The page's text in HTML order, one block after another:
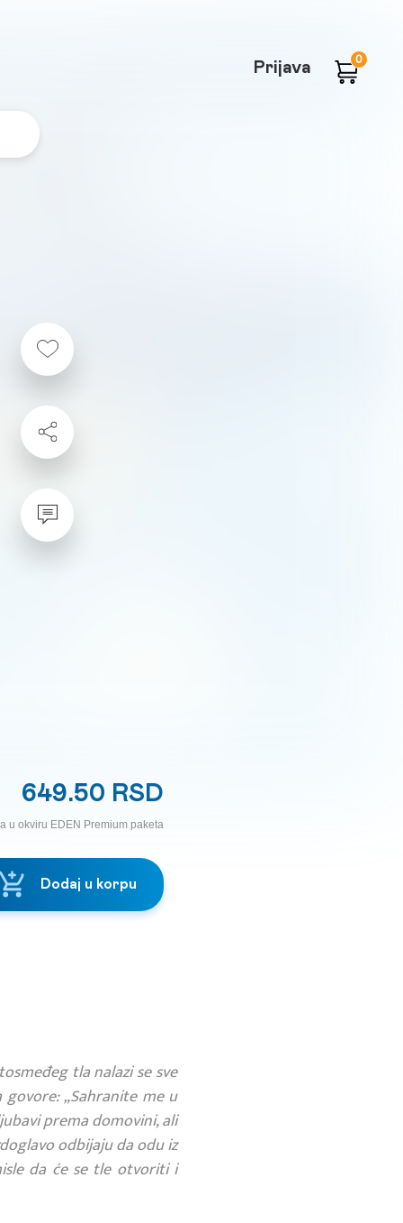
Prijava 0
649.50 RSD
u okviru EDEN Premium paketa
Dodaj u korpu
tla nalazi se sve
„Sahranite me u
prema domovini, ali
odbijaju da odu iz
da će se tle otvoriti i